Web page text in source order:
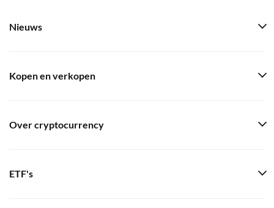
Nieuws
Kopen en verkopen
Over cryptocurrency
ETF's